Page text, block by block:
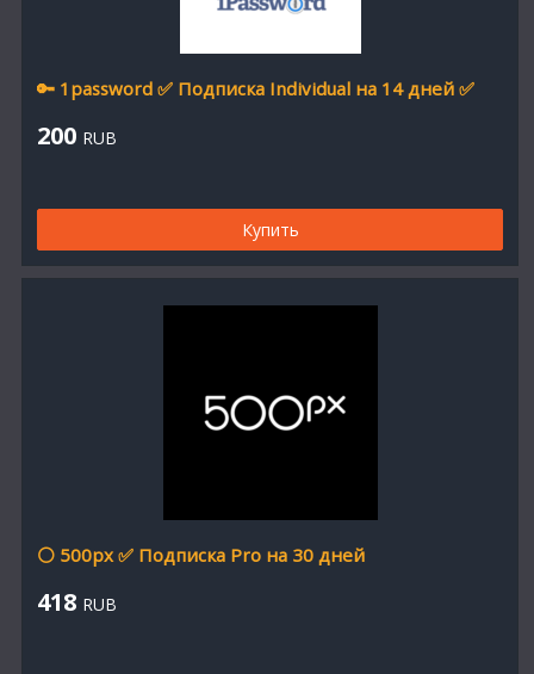
🔑 1password ✅ Подписка Individual на 14 дней ✅
200 RUB
Купить
⚪ 500px ✅ Подписка Pro на 30 дней
418 RUB